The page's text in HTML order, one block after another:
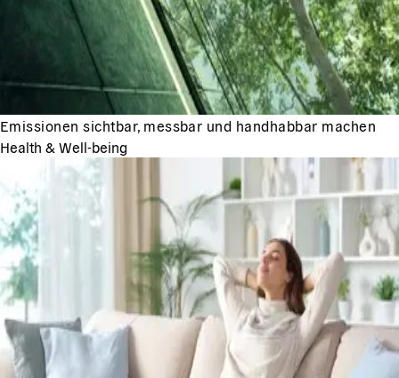
Emissionen sichtbar, messbar und handhabbar machen
Health & Well-being